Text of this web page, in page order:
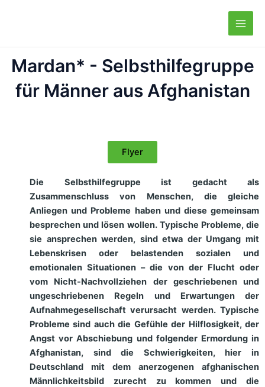
Main
Mardan* - Selbsthilfegruppe
für Männer aus Afghanistan
Flyer
Die Selbsthilfegruppe ist gedacht als
Zusammenschluss von Menschen, die gleiche
Anliegen und Probleme haben und diese gemeinsam
besprechen und lösen wollen. Typische Probleme, die
sie ansprechen werden, sind etwa der Umgang mit
Lebenskrisen oder belastenden sozialen und
emotionalen Situationen – die von der Flucht oder
vom Nicht-Nachvollziehen der geschriebenen und
ungeschriebenen Regeln und Erwartungen der
Aufnahmegesellschaft verursacht werden. Typische
Probleme sind auch die Gefühle der Hilflosigkeit, der
Angst vor Abschiebung und folgender Ermordung in
Afghanistan, sind die Schwierigkeiten, hier in
Deutschland mit dem anerzogenen afghanischen
Männlichkeitsbild zurecht zu kommen und die